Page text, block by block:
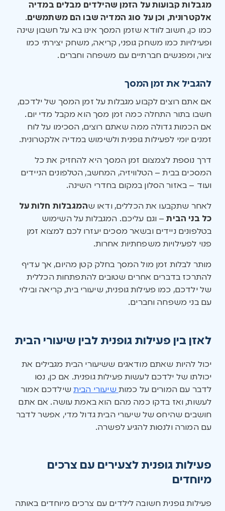
מגבלות קבועות על הזמן שהילדים מבלים במדיה
אלקטרונית, וכן על סוג המדיה שבו הם משתמשים.
כמו כן, חשוב לוודא שזמן המסך אינו בא על חשבון שינה
ופעילויות כמו משחק גופני, קריאה, משחק יצירתי כמו
ציור, ומפגשים חברתיים עם משפחה וחברים.
להגביל את זמן המסך
אם אתם רוצים לקבוע מגבלות על זמן המסך של ילדכם,
חשבו בתור התחלה כמה זמן מסך הוא מקבל מדי יום.
אם הכמות גדולה ממה שאתם רוצים, הסכימו על לוח
זמנים יומי לפעילות גופנית ולשימוש במדיה אלקטרונית.
דרך נוספת לצמצום זמן המסך היא להחזיק את כל
המסכים בבית – הטלוויזיה, המחשב, הטלפונים הניידים
ועוד – באזור הסלון במקום בחדרי השינה.
לאחר שתקבעו את הכללים, ודאו שהמגבלות חלות על
כל בני הבית– וגם עליכם. המגבלות על השימוש
בטלפונים ניידים ובשאר מסכים יעזרו לכם למצוא זמן
פנוי לפעילויות משפחתיות אחרות.
מותר לבלות זמן מול המסך בחלק קטן מהיום, אך עדיף
להתרכז בדברים אחרים שטובים להתפתחות הכללית
של ילדכם, כמו פעילות גופנית, שיעורי בית, קריאה ובילוי
עם בני משפחה וחברים.
לאזן בין פעילות גופנית לבין שיעורי הבית
יכול להיות שאתם מודאגים ששיעורי הבית מגבילים את
יכולתו של ילדכם לעשות פעילות גופנית. אם כן, נסו
לדבר עם המורים על כמות שיעורי הבית שילדכם אמור
לעשות, ואז בדקו כמה מהם הוא באמת עושה. אם אתם
חושבים שהיחס של שיעורי הבית גדול מדי, אפשר לדבר
עם המורה ולנסות להגיע לפשרה.
פעילות גופנית לצעירים עם צרכים
מיוחדים
פעילות גופנית חשובה לילדים עם צרכים מיוחדים באותה